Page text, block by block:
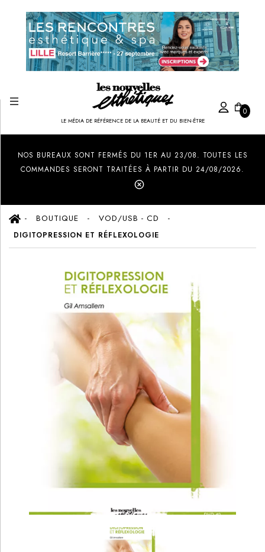
LE MÉDIA DE RÉFÉRENCE DE LA BEAUTÉ ET DU BIEN-ÊTRE
0
NOS BUREAUX SONT FERMÉS DU 1ER AU 23/08. TOUTES LES
COMMANDES SERONT TRAITÉES À PARTIR DU 24/08/2026.
BOUTIQUE VOD/USB - CD
DIGITOPRESSION ET RÉFLEXOLOGIE